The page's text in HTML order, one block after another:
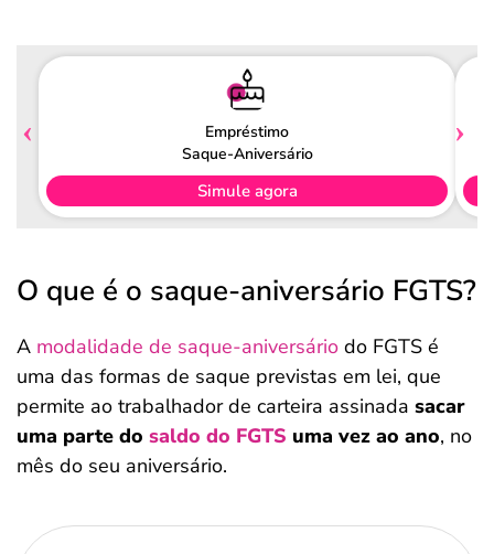
Empréstimo
Saque-Aniversário
Simule agora
O que é o saque-aniversário FGTS?
A modalidade de saque-aniversário do FGTS é
uma das formas de saque previstas em lei, que
permite ao trabalhador de carteira assinada sacar
uma parte do saldo do FGTS uma vez ao ano, no
mês do seu aniversário.